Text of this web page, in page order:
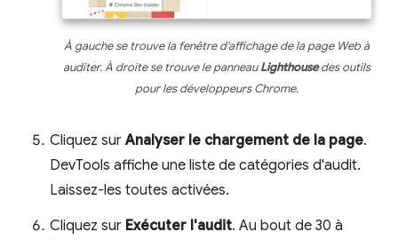
À gauche se trouve la fenêtre d'affichage de la page Web à
auditer. À droite se trouve le panneauLighthousedes outils
pour les développeurs Chrome.
Cliquez surAnalyser le chargement de la page.
DevTools affiche une liste de catégories d'audit.
Laissez-les toutes activées.
Cliquez sur Exécuter l'audit. Au bout de 30 à